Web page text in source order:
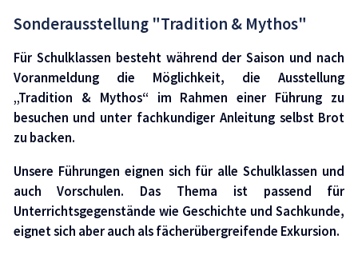
Sonderausstellung "Tradition & Mythos"
Für Schulklassen besteht während der Saison und nach
Voranmeldung die Möglichkeit, die Ausstellung
„Tradition & Mythos“ im Rahmen einer Führung zu
besuchen und unter fachkundiger Anleitung selbst Brot
zu backen.
Unsere Führungen eignen sich für alle Schulklassen und
auch Vorschulen. Das Thema ist passend für
Unterrichtsgegenstände wie Geschichte und Sachkunde,
eignet sich aber auch als fächerübergreifende Exkursion.